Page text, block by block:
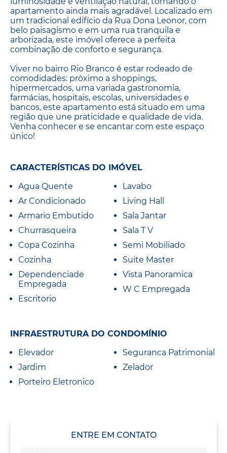
apartamento ainda mais agradável. Localizado em
um tradicional edifício da Rua Dona Leonor, com
belo paisagismo e em uma rua tranquila e
arborizada, este imóvel oferece a perfeita
combinação de conforto e segurança.
Viver no bairro Rio Branco é estar rodeado de
comodidades: próximo a shoppings,
hipermercados, uma variada gastronomia,
farmácias, hospitais, escolas, universidades e
bancos, este apartamento está situado em uma
região que une praticidade e qualidade de vida.
Venha conhecer e se encantar com este espaço
único!
CARACTERÍSTICAS DO IMÓVEL
Agua Quente
Ar Condicionado
Armario Embutido
Churrasqueira
Copa Cozinha
Cozinha
Dependenciade
Empregada
Escritorio
Lavabo
Living Hall
Sala Jantar
Sala T V
Semi Mobiliado
Suite Master
Vista Panoramica
W C Empregada
INFRAESTRUTURA DO CONDOMÍNIO
Elevador
Jardim
Porteiro Eletronico
Seguranca Patrimonial
Zelador
ENTRE EM CONTATO